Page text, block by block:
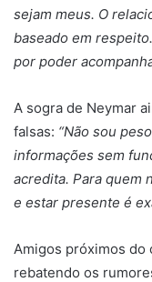
sejam meus. O
baseado em
por poder
A sogra de Neymar
falsas: “Não sou
informações sem
acredita. Para quem
e estar presente é
Amigos próximos do
rebatendo os